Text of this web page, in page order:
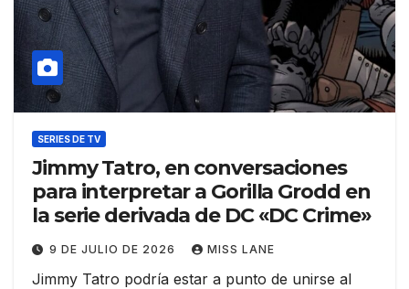
SERIES DE TV
Jimmy Tatro, en conversaciones
para interpretar a Gorilla Grodd en
la serie derivada de DC «DC Crime»
9 DE JULIO DE 2026 MISS LANE
Jimmy Tatro podría estar a punto de unirse al